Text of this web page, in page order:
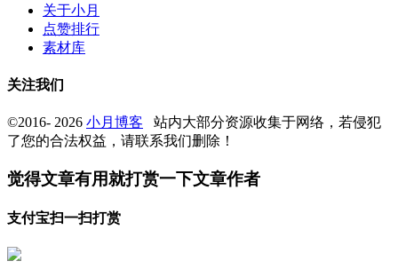
关于小月
点赞排行
素材库
关注我们
©2016- 2026 小月博客 站内大部分资源收集于网络，若侵犯
了您的合法权益，请联系我们删除！
觉得文章有用就打赏一下文章作者
支付宝扫一扫打赏